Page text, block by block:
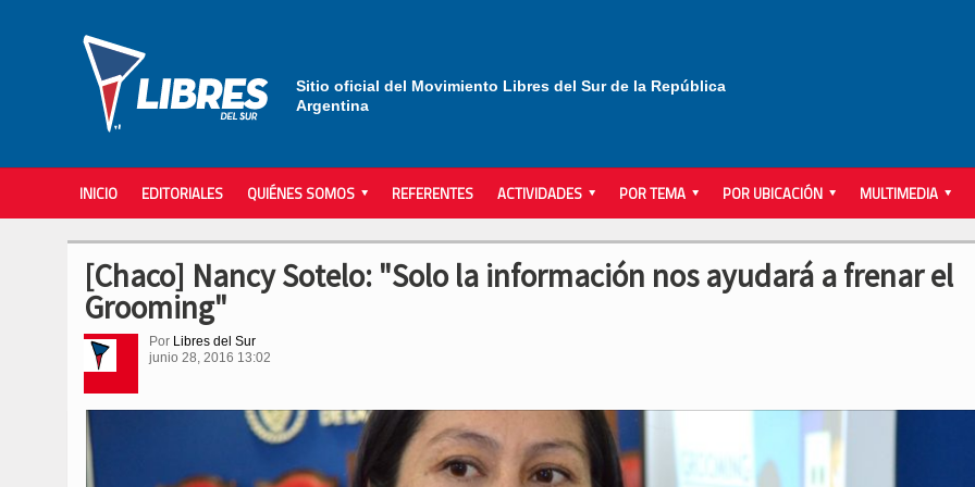
Sitio oficial del Movimiento Libres del Sur de la República
Argentina
INICIO EDITORIALES QUIÉNES SOMOS REFERENTES ACTIVIDADES POR TEMA POR UBICACIÓN MULTIMEDIA
[Chaco] Nancy Sotelo: "Solo la información nos ayudará a frenar el
Grooming"
Por Libres del Sur
junio 28, 2016 13:02